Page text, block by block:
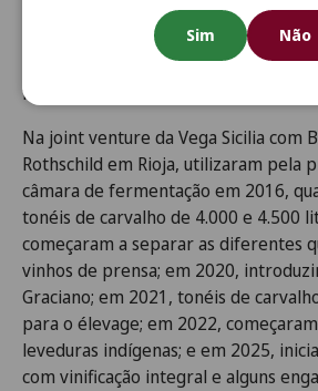
frescor e taninos abundantes, porém
melhores, senão a melhor safra até
produzidas 112.755 garrafas, 3.354
formatos maiores. Engarrafado em
Na joint venture da Vega Sicilia com
Rothschild em Rioja, utilizaram pela
câmara de fermentação em 2016,
tonéis de carvalho de 4.000 e 4.500
começaram a separar as diferentes
vinhos de prensa; em 2020,
Graciano; em 2021, tonéis de
para o élevage; em 2022,
leveduras indígenas; e em 2025,
com vinificação integral e alguns
Sim Não